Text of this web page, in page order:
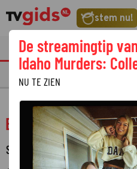
stem nu!
tvgids
EK voetbal:
SPORT
De streamingtip
Idaho Murders:
NU TE ZIEN